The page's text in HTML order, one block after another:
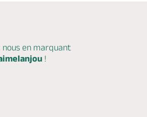
en marquant
!